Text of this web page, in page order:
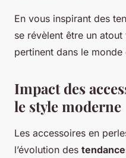
En vous inspirant des
se révèlent être un
pertinent dans le
Impact des
le style moderne
Les accessoires en
l’évolution des